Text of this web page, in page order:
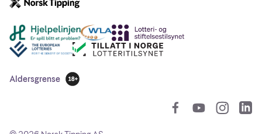
Andre lenker
Aldersgrense
18 år